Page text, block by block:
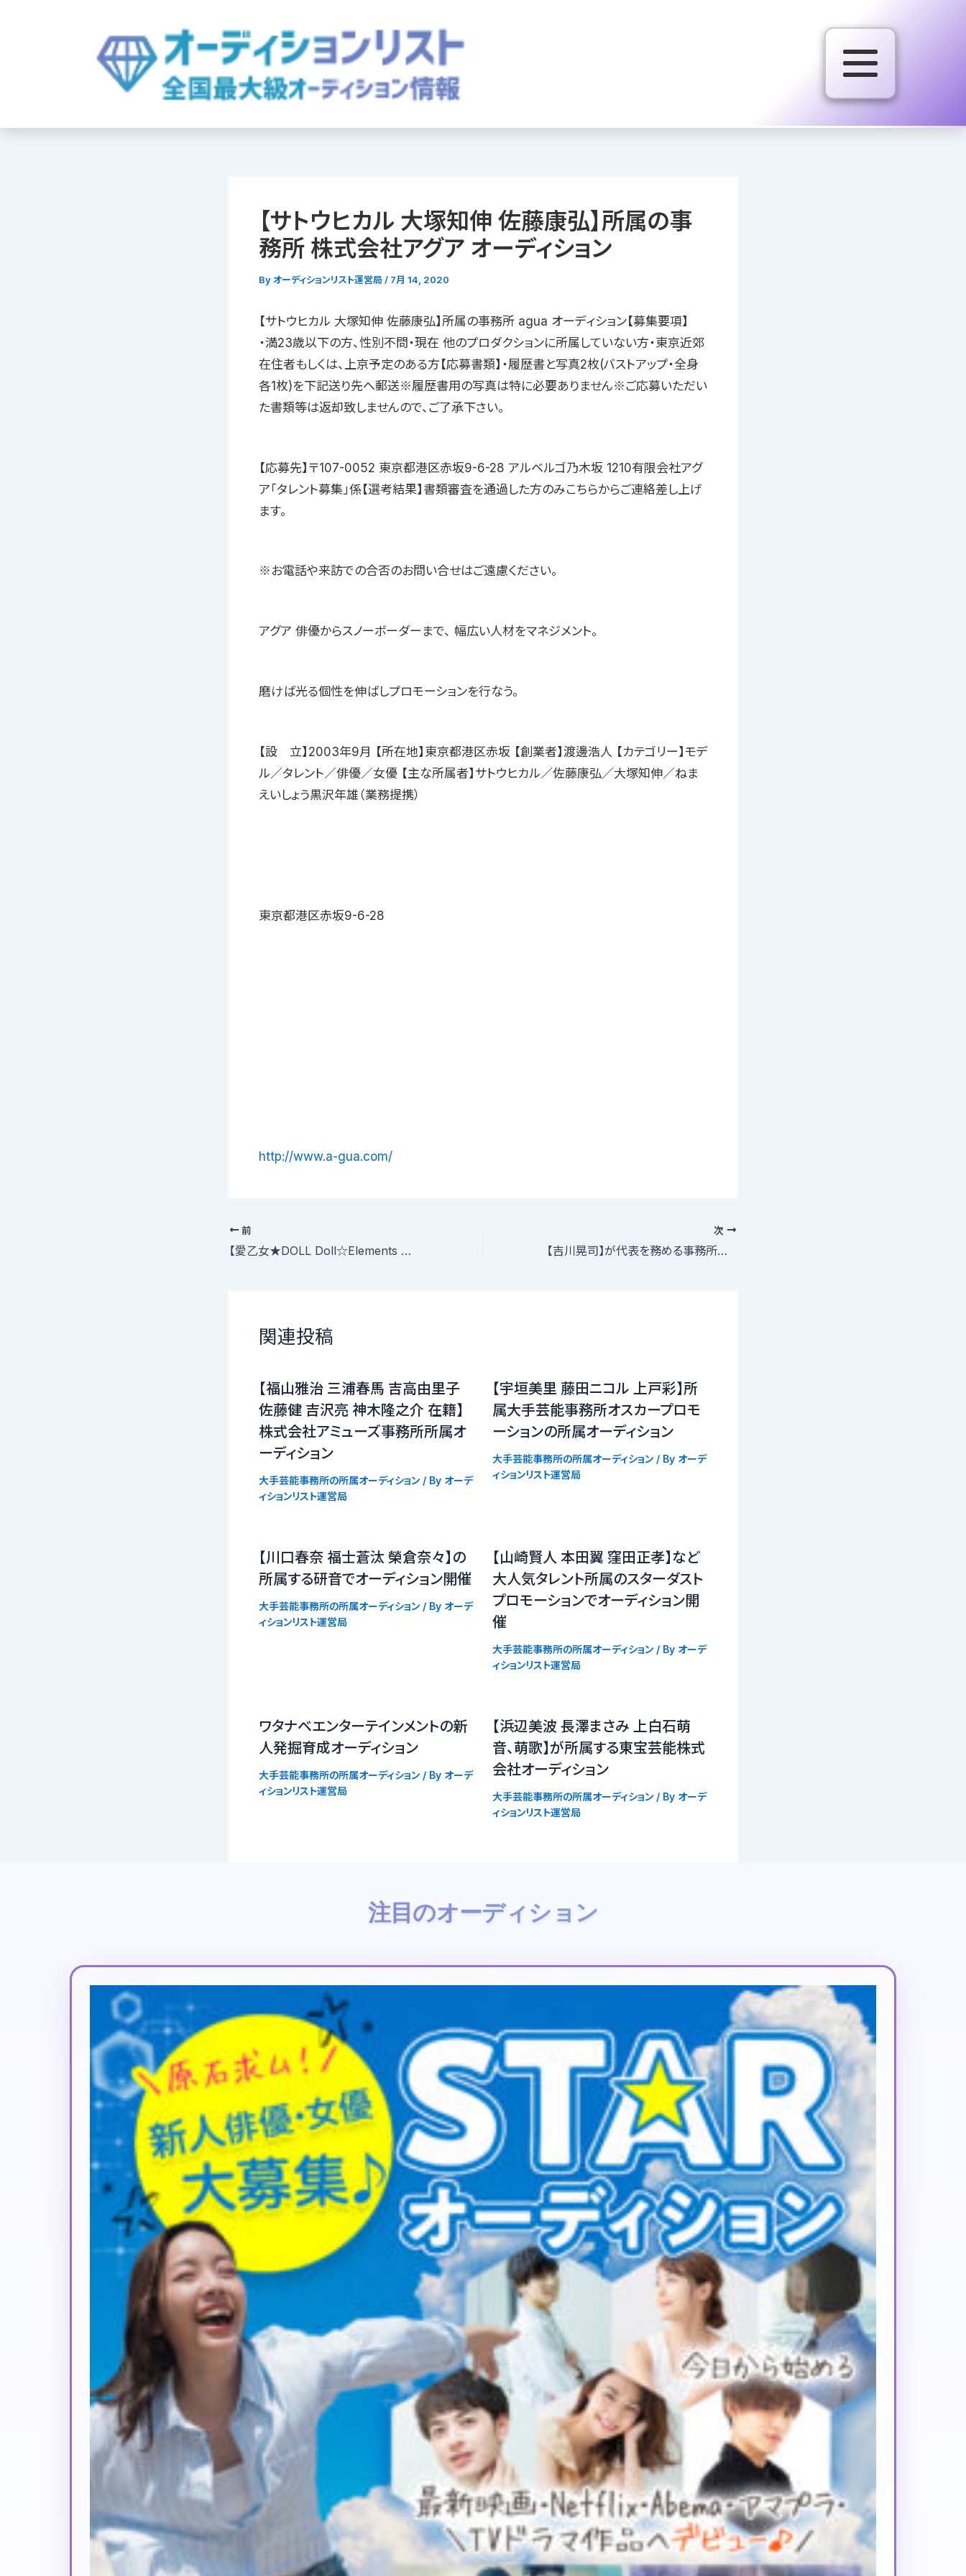
【サトウヒカル 大塚知伸 佐藤康弘】所属の事
務所 株式会社アグア オーディション
By オーディションリスト運営局 / 7月 14, 2020
【サトウヒカル 大塚知伸 佐藤康弘】所属の事務所 agua オーディション【募集要項】
・満23歳以下の方、性別不問・現在 他のプロダクションに所属していない方・東京近郊
在住者もしくは、上京予定のある方【応募書類】・履歴書と写真2枚(バストアップ・全身
各1枚)を下記送り先へ郵送※履歴書用の写真は特に必要ありません※ご応募いただい
た書類等は返却致しませんので、ご了承下さい。
【応募先】〒107-0052 東京都港区赤坂9-6-28 アルベルゴ乃木坂 1210有限会社アグ
ア「タレント募集」係【選考結果】書類審査を通過した方のみこちらからご連絡差し上げ
ます。
※お電話や来訪での合否のお問い合せはご遠慮ください。
アグア 俳優からスノーボーダーまで、 幅広い人材をマネジメント。
磨けば光る個性を伸ばしプロモーションを行なう。
【設 立】2003年9月 【所在地】東京都港区赤坂 【創業者】渡邊浩人 【カテゴリー】モデ
ル／タレント／俳優／女優 【主な所属者】サトウヒカル／佐藤康弘／大塚知伸／ねま
えいしょう黒沢年雄（業務提携）
東京都港区赤坂9-6-28
http://www.a-gua.com/
前
【愛乙女★DOLL Doll☆Elements 愛迫みゆ】所属の事務所 株式会社アクアルナ・エンターテイメントアイドルオーディション
次
【吉川晃司】が代表を務める事務所アクセルミュージックエンターテイメント オーディション
関連投稿
【福山雅治 三浦春馬 吉高由里子
佐藤健 吉沢亮 神木隆之介 在籍】
株式会社アミューズ事務所所属オ
ーディション
大手芸能事務所の所属オーディション/ By オーデ
ィションリスト運営局
【宇垣美里 藤田ニコル 上戸彩】所
属大手芸能事務所オスカープロモ
ーションの所属オーディション
大手芸能事務所の所属オーディション/ By オーデ
ィションリスト運営局
【川口春奈 福士蒼汰 榮倉奈々】の
所属する研音でオーディション開催
大手芸能事務所の所属オーディション/ By オーデ
ィションリスト運営局
【山崎賢人 本田翼 窪田正孝】など
大人気タレント所属のスターダスト
プロモーションでオーディション開
催
大手芸能事務所の所属オーディション/ By オーデ
ィションリスト運営局
ワタナベエンターテインメントの新
人発掘育成オーディション
大手芸能事務所の所属オーディション/ By オーデ
ィションリスト運営局
【浜辺美波 長澤まさみ 上白石萌
音、萌歌】が所属する東宝芸能株式
会社オーディション
大手芸能事務所の所属オーディション/ By オーデ
ィションリスト運営局
注目のオーディション